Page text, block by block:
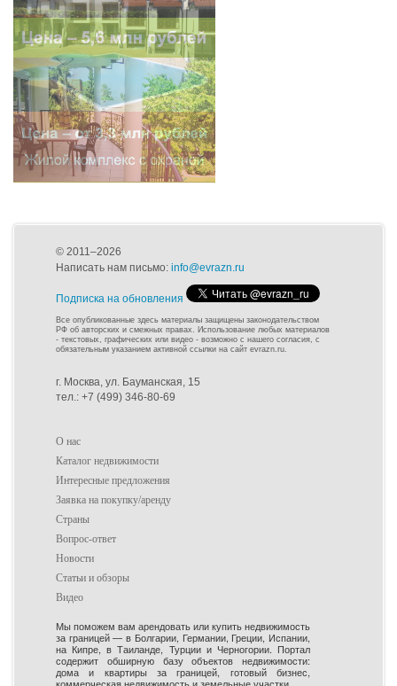
© 2011–2026
Написать нам письмо: info@evrazn.ru
Подписка на обновления
Все опубликованные здесь материалы защищены законодательством
РФ об авторских и смежных правах. Использование любых материалов
- текстовых, графических или видео - возможно с нашего согласия, с
обязательным указанием активной ссылки на сайт evrazn.ru.
г. Москва, ул. Бауманская, 15
тел.: +7 (499) 346-80-69
О нас
Каталог недвижимости
Интересные предложения
Заявка на покупку/аренду
Страны
Вопрос-ответ
Новости
Статьи и обзоры
Видео
Мы поможем вам арендовать или купить недвижимость
за границей — в Болгарии, Германии, Греции, Испании,
на Кипре, в Таиланде, Турции и Черногории. Портал
содержит обширную базу объектов недвижимости:
дома и квартиры за границей, готовый бизнес,